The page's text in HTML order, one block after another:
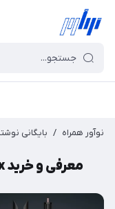
نوآور همراه / بایگانی
معرفی و خرید Dyson Airwrap Co-anda 2x